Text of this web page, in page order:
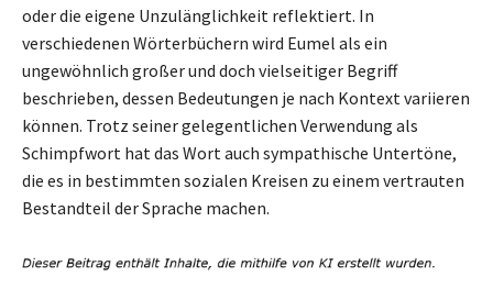
oder die eigene Unzulänglichkeit reflektiert. In
verschiedenen Wörterbüchern wird Eumel als ein
ungewöhnlich großer und doch vielseitiger Begriff
beschrieben, dessen Bedeutungen je nach Kontext variieren
können. Trotz seiner gelegentlichen Verwendung als
Schimpfwort hat das Wort auch sympathische Untertöne,
die es in bestimmten sozialen Kreisen zu einem vertrauten
Bestandteil der Sprache machen.